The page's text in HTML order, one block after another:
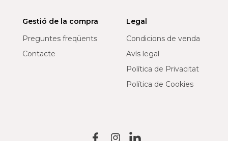
Gestió de la compra
Preguntes freqüents
Contacte
Legal
Condicions de venda
Avís legal
Política de Privacitat
Política de Cookies